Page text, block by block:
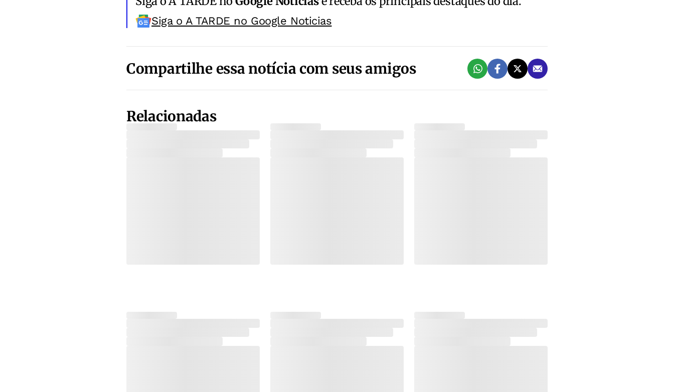
Siga o A TARDE no Google Noticias
Compartilhe essa notícia com seus amigos
Relacionadas